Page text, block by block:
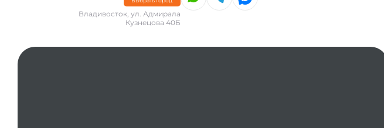
Владивосток, ул. Адмирала
Кузнецова 40Б